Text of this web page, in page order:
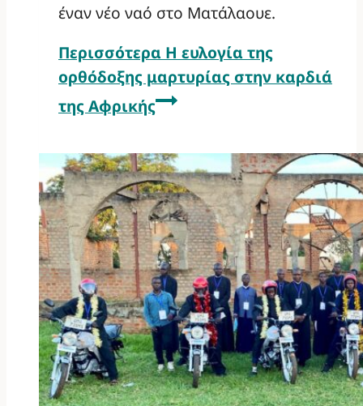
έναν νέο ναό στο Ματάλαουε.
Περισσότερα Η ευλογία της
ορθόδοξης μαρτυρίας στην καρδιά
της Αφρικής